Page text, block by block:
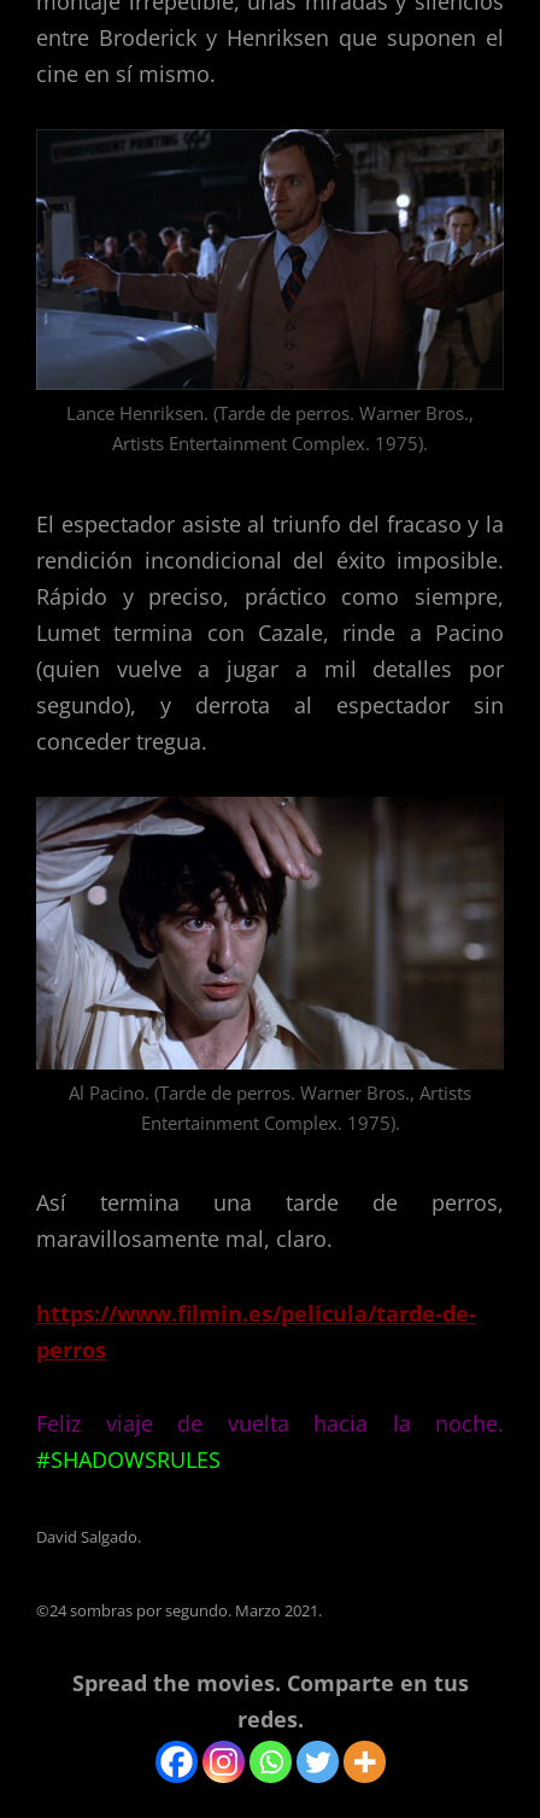
entre Broderick y Henriksen que suponen el
cine en sí mismo.
Lance Henriksen. (Tarde de perros. Warner Bros.,
Artists Entertainment Complex. 1975).
El espectador asiste al triunfo del fracaso y la
rendición incondicional del éxito imposible.
Rápido y preciso, práctico como siempre,
Lumet termina con Cazale, rinde a Pacino
(quien vuelve a jugar a mil detalles por
segundo), y derrota al espectador sin
conceder tregua.
Al Pacino. (Tarde de perros. Warner Bros., Artists
Entertainment Complex. 1975).
Así termina una tarde de perros,
maravillosamente mal, claro.
https://www.filmin.es/pelicula/tarde-de-
perros
Feliz viaje de vuelta hacia la noche.
#SHADOWSRULES
David Salgado.
©24 sombras por segundo. Marzo 2021.
Spread the movies. Comparte en tus
redes.